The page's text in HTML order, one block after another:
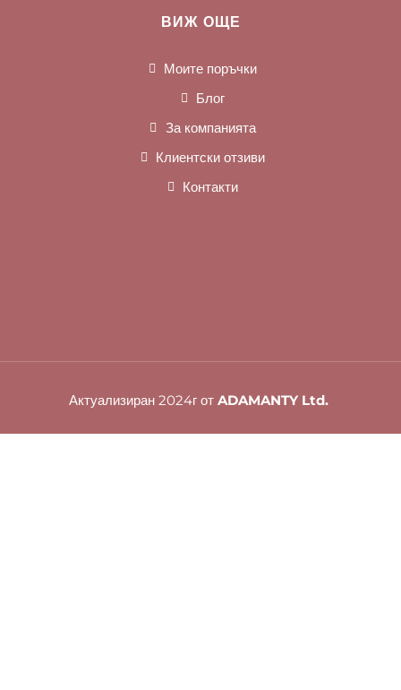
ВИЖ ОЩЕ
Моите поръчки
Блог
За компанията
Клиентски отзиви
Контакти
Актуализиран 2024г от ADAMANTY Ltd.